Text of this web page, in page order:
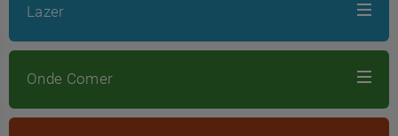
Lazer
Onde Comer